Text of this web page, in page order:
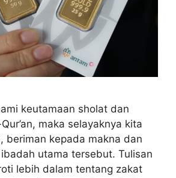
keutamaan sholat dan
maka selayaknya kita
beriman kepada makna dan
utama tersebut. Tulisan
lebih dalam tentang zakat